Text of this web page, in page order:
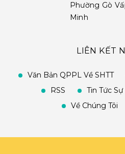
Phường Gò
Minh
LIÊN KẾT
Văn Bản QPPL Về SHTT
RSS
Tin Tức Sự
Về Chúng Tôi